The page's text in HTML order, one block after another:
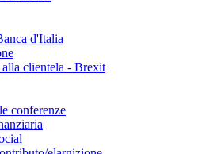
d'Italia
clientela - Brexit
conferenze